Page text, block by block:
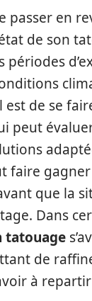
passer en
de son
périodes
est de se
peut
faire
que la
Dans
tatouage
de
à